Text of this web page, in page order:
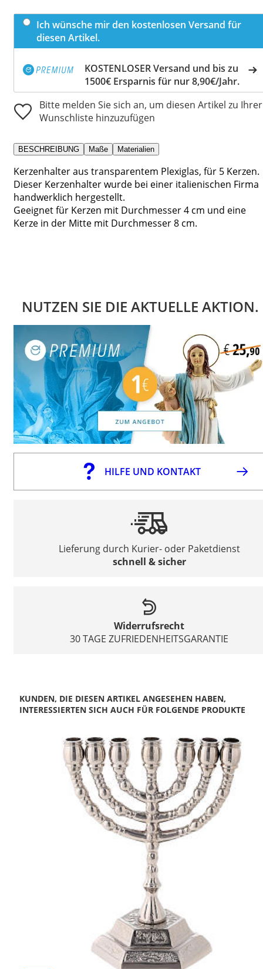
Ich wünsche mir den kostenlosen Versand für
diesen Artikel.
KOSTENLOSER Versand und bis zu
1500€ Ersparnis für nur 8,90€/Jahr.
Bitte melden Sie sich an, um diesen Artikel zu Ihrer
Wunschliste hinzuzufügen
BESCHREIBUNG Maße Materialien
Kerzenhalter aus transparentem Plexiglas, für 5 Kerzen.
Dieser Kerzenhalter wurde bei einer italienischen Firma
handwerklich hergestellt.
Geeignet für Kerzen mit Durchmesser 4 cm und eine
Kerze in der Mitte mit Durchmesser 8 cm.
NUTZEN SIE DIE AKTUELLE AKTION.
HILFE UND KONTAKT
Lieferung durch Kurier- oder Paketdienst
schnell & sicher
Widerrufsrecht
30 TAGE ZUFRIEDENHEITSGARANTIE
KUNDEN, DIE DIESEN ARTIKEL ANGESEHEN HABEN,
INTERESSIERTEN SICH AUCH FÜR FOLGENDE PRODUKTE